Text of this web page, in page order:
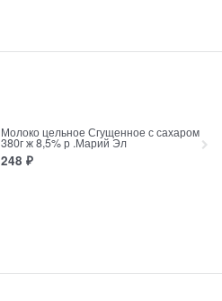
Молоко цельное Сгущенное с сахаром
380г ж 8,5% р .Марий Эл
248 ₽